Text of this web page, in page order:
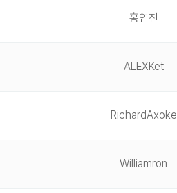
홍연진
ALEXKet
RichardAxoke
Williamron